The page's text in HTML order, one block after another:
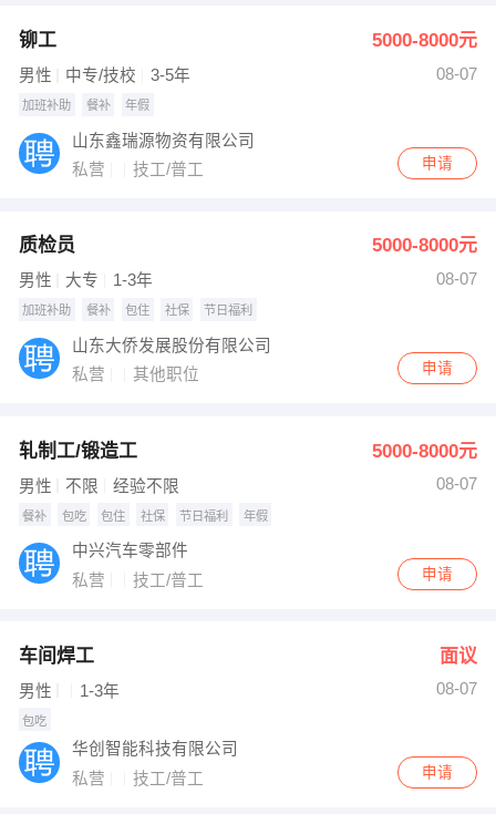
铆工 5000-8000元
男性 中专/技校 3-5年 08-07
加班补助 餐补 年假
山东鑫瑞源物资有限公司
私营
技工/普工 申请
质检员 5000-8000元
男性 大专 1-3年 08-07
加班补助 餐补 包住 社保 节日福利
山东大侨发展股份有限公司
私营
其他职位 申请
轧制工/锻造工 5000-8000元
男性 不限 经验不限 08-07
餐补 包吃 包住 社保 节日福利 年假
中兴汽车零部件
私营
技工/普工 申请
车间焊工 面议
男性 1-3年 08-07
包吃
华创智能科技有限公司
私营
技工/普工 申请